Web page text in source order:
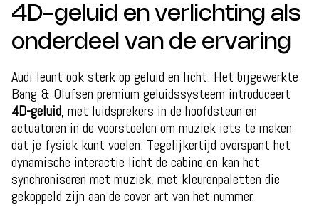
4D-geluid en verlichting als
onderdeel van de ervaring
Audi leunt ook sterk op geluid en licht. Het bijgewerkte
Bang & Olufsen premium geluidssysteem introduceert
4D-geluid, met luidsprekers in de hoofdsteun en
actuatoren in de voorstoelen om muziek iets te maken
dat je fysiek kunt voelen. Tegelijkertijd overspant het
dynamische interactie licht de cabine en kan het
synchroniseren met muziek, met kleurenpaletten die
gekoppeld zijn aan de cover art van het nummer.